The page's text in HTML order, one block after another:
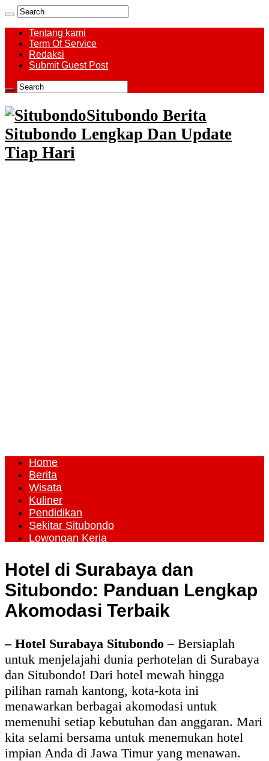
Tentang kami
Term Of Service
Redaksi
Submit Guest Post
Situbondo Berita
Situbondo Lengkap Dan Update
Tiap Hari
Home
Berita
Wisata
Kuliner
Pendidikan
Sekitar Situbondo
Lowongan Kerja
Hotel di Surabaya dan
Situbondo: Panduan Lengkap
Akomodasi Terbaik
– Hotel Surabaya Situbondo – Bersiaplah
untuk menjelajahi dunia perhotelan di Surabaya
dan Situbondo! Dari hotel mewah hingga
pilihan ramah kantong, kota-kota ini
menawarkan berbagai akomodasi untuk
memenuhi setiap kebutuhan dan anggaran. Mari
kita selami bersama untuk menemukan hotel
impian Anda di Jawa Timur yang menawan.